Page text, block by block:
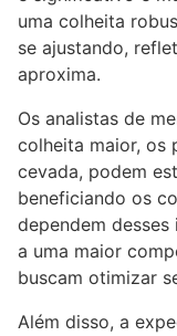
uma colheita
se ajustando,
aproxima.
Os analistas de
colheita maior, os
cevada, podem
beneficiando os
dependem
a uma maior
buscam otimizar
Além disso, a